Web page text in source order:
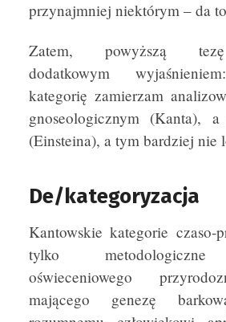
przynajmniej niektórym – da
Zatem, powyższą tezę
dodatkowym
kategorię zamierzam
gnoseologicznym (Kanta),
(Einsteina), a tym bardziej nie
De/kategoryzacja
Kantowskie kategorie czaso-
tylko metodologiczne
oświeceniowego
mającego genezę